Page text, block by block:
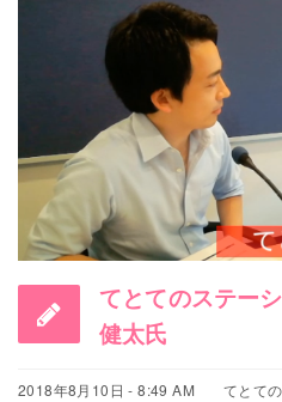
てとてのステー
健太氏
2018年8月10日 - 8:49 AM てとて